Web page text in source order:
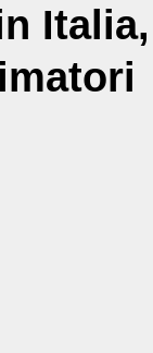
Italia,